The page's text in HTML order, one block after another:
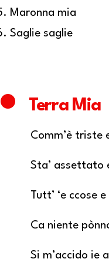
Maronna mia
Saglie saglie
G Terra Mia
Comm’è triste
Sta’ assettato
Tutt’ ‘e ccose
Ca niente
Si m’accido ie